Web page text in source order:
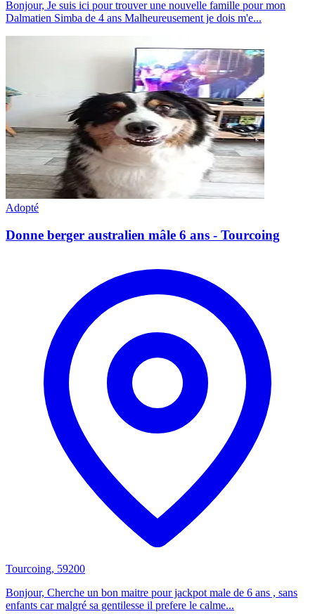
Bonjour, Je suis ici pour trouver une nouvelle famille pour mon
Dalmatien Simba de 4 ans Malheureusement je dois m'e...
Adopté
Donne berger australien mâle 6 ans - Tourcoing
Tourcoing, 59200
Bonjour, Cherche un bon maitre pour jackpot male de 6 ans , sans
enfants car malgré sa gentilesse il prefere le calme...